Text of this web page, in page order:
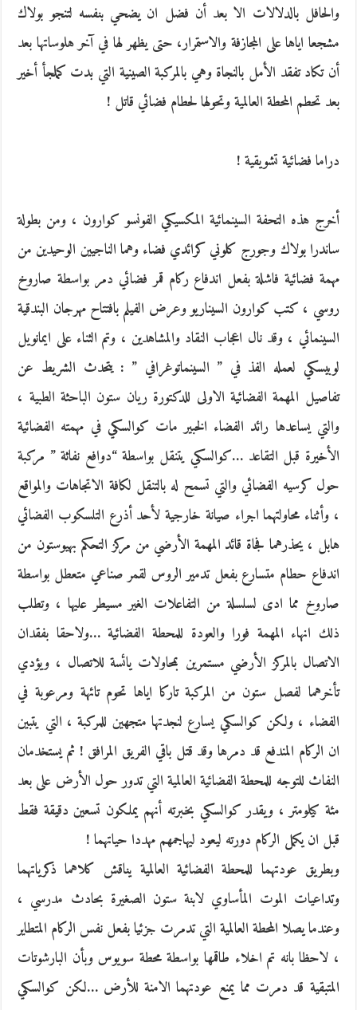
والحافل بالدلالات الا بعد أن فضل ان يضحي بنفسه لتنجو بولاك
مشجعا اياها على المجازفة والاستمرار، حتى يظهر لها في آخر هلوساتها بعد
أن تكاد تفقد الأمل بالنجاة وهي بالمركبة الصينية التي بدت كملجأ أخير
بعد تحطم المحطة العالمية وتحولها لحطام فضائي قاتل !
دراما فضائية تشويقية !
أخرج هذه التحفة السينمائية المكسيكي الفونسو كوارون ، ومن بطولة
ساندرا بولاك وجورج كلوني كرائدي فضاء وهما الناجيين الوحيدين من
مهمة فضائية فاشلة بفعل اندفاع ركام قمر فضائي دمر بواسطة صاروخ
روسي ، كتب كوارون السيناريو وعرض الفيلم بافتتاح مهرجان البندقية
السينمائي ، وقد نال اعجاب النقاد والمشاهدين ، وتم الثناء على ايمانويل
لوبيسكي لعمله الفذ في ” السينماتوغرافي ” : يتحدث الشريط عن
تفاصيل المهمة الفضائية الاولى للدكتورة ريان ستون الباحثة الطبية ،
والتي يساعدها رائد الفضاء الخبير مات كوالسكي في مهمته الفضائية
الأخيرة قبل التقاعد …كوالسكي يتنقل بواسطة “دوافع نفاثة ” مركبة
حول كرسيه الفضائي والتي تسمح له بالتنقل لكافة الاتجاهات والمواقع
، وأثناء محاولتهما اجراء صيانة خارجية لأحد أذرع التلسكوب الفضائي
هابل ، يحذرهما فجاة قائد المهمة الأرضي من مركز التحكم بهيوستون من
اندفاع حطام متسارع بفعل تدمير الروس لقمر صناعي متعطل بواسطة
صاروخ مما ادى لسلسلة من التفاعلات الغير مسيطر عليها ، وتطلب
ذلك انهاء المهمة فورا والعودة للمحطة الفضائية …ولاحقا بفقدان
الاتصال بالمركز الأرضي مستمرين بمحاولات يائسة للاتصال ، ويؤدي
تأخرهما لفصل ستون من المركبة تاركا اياها تحوم تائهة ومرعوبة في
الفضاء ، ولكن كوالسكي يسارع لنجدتها متجهين للمركبة ، التي يتبين
ان الركام المندفع قد دمرها وقد قتل باقي الفريق المرافق ! ثم يستخدمان
النفاث للتوجه للمحطة الفضائية العالمية التي تدور حول الأرض على بعد
مئة كيلومتر ، ويقدر كوالسكي بخبرته أنهم يملكون تسعين دقيقة فقط
قبل ان يكمل الركام دورته ليعود ليهاجمهم مهددا حياتهما !
وبطريق عودتهما للمحطة الفضائية العالمية يناقش كلاهما ذكرياتهما
وتداعيات الموت المأساوي لابنة ستون الصغيرة بحادث مدرسي ،
وعندما يصلا المحطة العالمية التي تدمرت جزئيا بفعل نفس الركام المتطاير
، لاحظا بانه تم اخلاء طاقمها بواسطة محطة سويوس وبأن البارشوتات
المتبقية قد دمرت مما يمنع عودتهما الامنة للأرض …لكن كوالسكي